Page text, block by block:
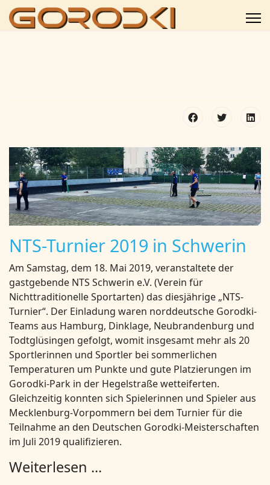
NTS-Turnier 2019 in Schwerin
Am Samstag, dem 18. Mai 2019, veranstaltete der
gastgebende NTS Schwerin e.V. (Verein für
Nichttraditionelle Sportarten) das diesjährige „NTS-
Turnier“. Der Einladung waren norddeutsche Gorodki-
Teams aus Hamburg, Dinklage, Neubrandenburg und
Todtglüsingen gefolgt, womit insgesamt mehr als 20
Sportlerinnen und Sportler bei sommerlichen
Temperaturen um Punkte und gute Platzierungen im
Gorodki-Park in der Hegelstraße wetteiferten.
Gleichzeitig konnten sich Spielerinnen und Spieler aus
Mecklenburg-Vorpommern bei dem Turnier für die
Teilnahme an den Deutschen Gorodki-Meisterschaften
im Juli 2019 qualifizieren.
Weiterlesen ...